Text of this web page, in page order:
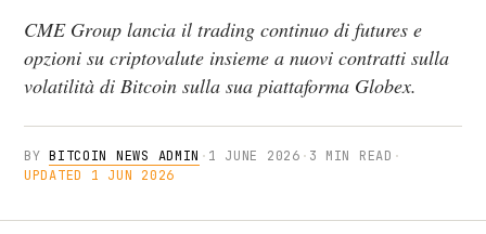
CME Group lancia il trading continuo di futures e
opzioni su criptovalute insieme a nuovi contratti sulla
volatilità di Bitcoin sulla sua piattaforma Globex.
BYBITCOIN NEWS ADMIN · 1 JUNE 2026 · 3 MIN READ ·
UPDATED 1 JUN 2026